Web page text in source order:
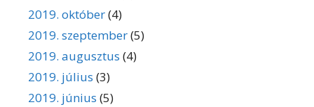
2019. október(4)
2019. szeptember(5)
2019. augusztus (4)
2019. július (3)
2019. június (5)